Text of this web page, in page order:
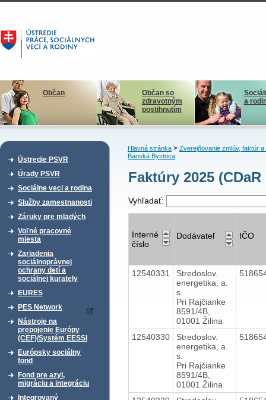
Občan
Občan so
zdravotným
postihnutím
a
Ústredie PSVR
Úrady PSVR
Sociálne veci a rodina
Služby zamestnanosti
Záruky pre mladých
Voľné pracovné
miesta
Zariadenia
sociálnoprávnej
ochrany detí a
sociálnej kurately
EURES
PES Network
Nástroje na
prepojenie Európy
(CEF)/Systém EESSI
Európsky sociálny
fond
Fond pre azyl,
migráciu a integráciu
Integrovaný
Hlavná stránka> Zverejňovanie zmlúv, faktúr a
Banská Bystrica
Faktúry 2025
Vyhľadať:
Interné
číslo
Dodávateľ IČO
12540331
Stredoslov.
energetika, a.
s.
Pri Rajčianke
8591/4B,
01001 Žilina
12540330
Stredoslov.
energetika, a.
s.
Pri Rajčianke
8591/4B,
01001 Žilina